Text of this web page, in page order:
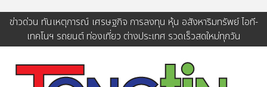
ข่าวด่วน ทันเหตุการณ์ เศรษฐกิจ การลงทุน หุ้น อสังหาริมทรัพย์ ไอที-
เทคโนฯ รถยนต์ ท่องเที่ยว ต่างประเทศ รวดเร็วสดใหม่ทุกวัน